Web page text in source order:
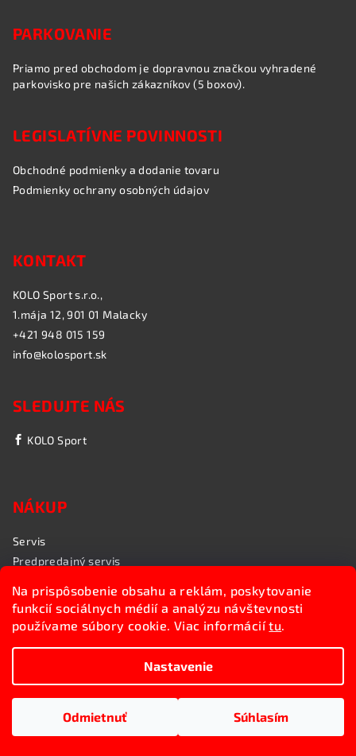
Na prispôsobenie obsahu a reklám, poskytovanie
funkcií sociálnych médií a analýzu návštevnosti
používame súbory cookie. Viac informáciítu.
Nastavenie
Odmietnuť Súhlasím
PARKOVANIE
Priamo pred obchodom je dopravnou značkou vyhradené
parkovisko pre našich zákazníkov (5 boxov).
LEGISLATÍVNE POVINNOSTI
Obchodné podmienky a dodanie tovaru
Podmienky ochrany osobných údajov
KONTAKT
KOLO Sport s.r.o.,
1.mája 12, 901 01 Malacky
+421 948 015 159
info@kolosport.sk
SLEDUJTE NÁS
KOLO Sport
NÁKUP
Servis
Predpredajný servis
Rozvoz bicyklov
Poradenstvo
Upraviť nastavenie cookies
Vytvoril Shoptet